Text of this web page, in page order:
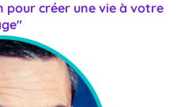
pour créer une vie à votre